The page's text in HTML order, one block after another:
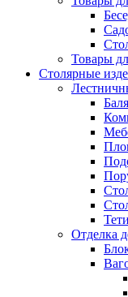
Товары
Столярные
Отделка